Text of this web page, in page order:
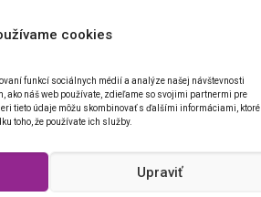
cookies
funkcí sociálnych médií a analýze našej návštevnosti
ako náš web používate, zdieľame so svojimi partnermi pre
tieto údaje môžu skombinovať s ďalšími informáciami, ktoré
toho, že používate ich služby.
Upraviť